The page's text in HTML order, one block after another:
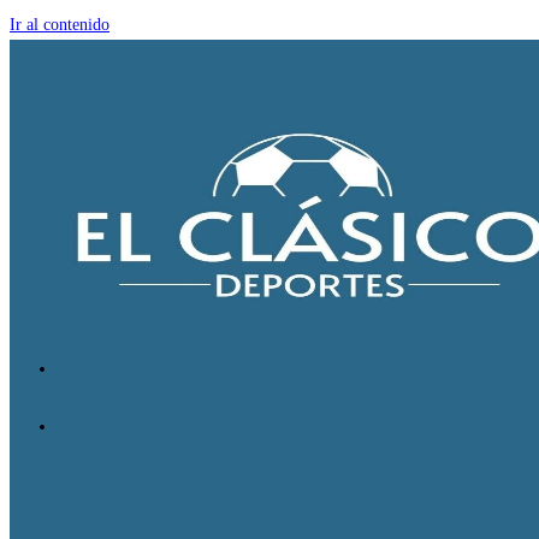
Ir al contenido